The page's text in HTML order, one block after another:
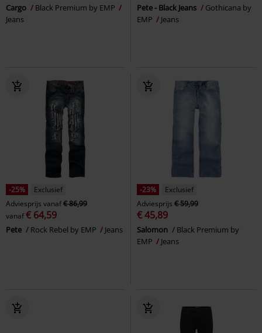
Cargo
Black Premium by EMP
Jeans
Pete - Black Jeans
Gothicana by
EMP
Jeans
-25%
Exclusief
Adviesprijs vanaf€ 86,99
vanaf€ 64,59
Pete Rock Rebel by EMP Jeans
-23%
Exclusief
Adviesprijs € 59,99
€ 45,89
Salomon
Black Premium by
EMP
Jeans